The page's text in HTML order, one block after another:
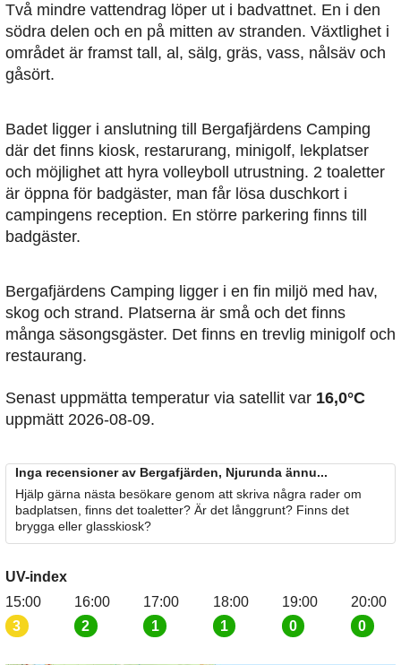
Två mindre vattendrag löper ut i badvattnet. En i den
södra delen och en på mitten av stranden. Växtlighet i
området är framst tall, al, sälg, gräs, vass, nålsäv och
gåsört.
Badet ligger i anslutning till Bergafjärdens Camping
där det finns kiosk, restarurang, minigolf, lekplatser
och möjlighet att hyra volleyboll utrustning. 2 toaletter
är öppna för badgäster, man får lösa duschkort i
campingens reception. En större parkering finns till
badgäster.
Bergafjärdens Camping ligger i en fin miljö med hav,
skog och strand. Platserna är små och det finns
många säsongsgäster. Det finns en trevlig minigolf och
restaurang.
Senast uppmätta temperatur via satellit var 16,0°C
uppmätt 2026-08-09.
Inga recensioner av Bergafjärden, Njurunda ännu...
Hjälp gärna nästa besökare genom att skriva några rader om
badplatsen, finns det toaletter? Är det långgrunt? Finns det
brygga eller glasskiosk?
UV-index
15:00
3
16:00
2
17:00
1
18:00
1
19:00
0
20:00
0